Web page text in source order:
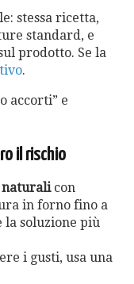
stessa ricetta,
standard, e
prodotto. Se la
.
accorti” e
il rischio
con
in forno fino a
la soluzione più
i gusti, usa una